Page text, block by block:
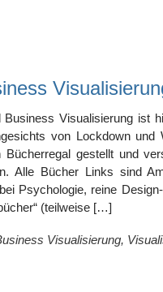
Business Visualisierung ist
von Lockdown und
gestellt und
Alle Bücher Links sind
Psychologie, reine
(teilweise […]
Visualisierung,